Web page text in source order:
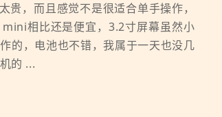
，而且感觉不是很适合单手操作，
相比还是便宜，3.2寸屏幕虽然小
的，电池也不错，我属于一天也没几
的 ...